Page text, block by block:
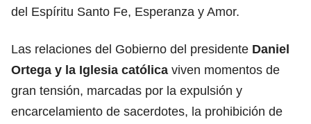
del Espíritu Santo Fe, Esperanza y Amor.
Las relaciones del Gobierno del presidente Daniel
Ortega y la Iglesia católica viven momentos de
gran tensión, marcadas por la expulsión y
encarcelamiento de sacerdotes, la prohibición de